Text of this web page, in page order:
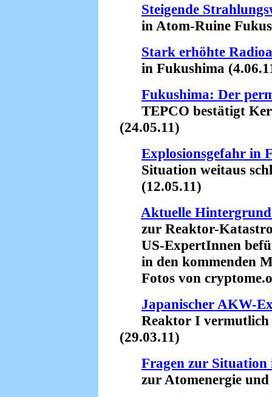
Steigende
in Atom-Ruine
Stark erhöhte
in Fukushima
Fukushima: Der
TEPCO bestätigt
(24.05.11)
Explosionsgefahr in
Situation weitaus
(12.05.11)
Aktuelle
zur Reaktor-
US-ExpertInnen
in den kommenden
Fotos von
Japanischer AKW-
Reaktor I vermutlich
(29.03.11)
Fragen zur Situation
zur Atomenergie und